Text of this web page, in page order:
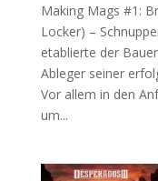
Making Mags #1:
Locker) –
etablierte der
Ableger seiner
Vor allem in den
um...